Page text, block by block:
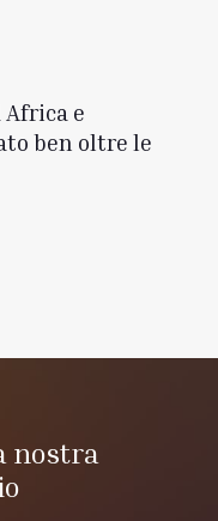
e
ben oltre le
nostra